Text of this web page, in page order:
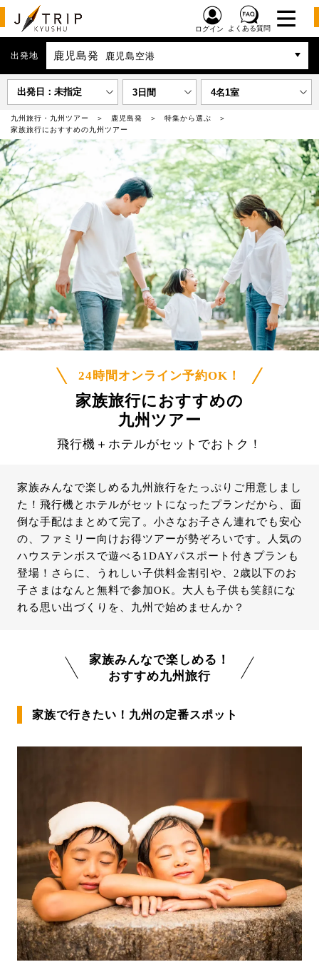
ログイン よくある質問
出発地 鹿児島発 鹿児島空港
出発日：未指定 3日間 4名1室
九州旅行・九州ツアー 鹿児島発
特集から選ぶ
家族旅行におすすめの九州ツアー
24時間オンライン予約OK！
家族旅行におすすめの
九州ツアー
飛行機＋ホテルがセットでおトク！
家族みんなで楽しめる九州旅行をたっぷりご用意しまし
た！飛行機とホテルがセットになったプランだから、面
倒な手配はまとめて完了。小さなお子さん連れでも安心
の、ファミリー向けお得ツアーが勢ぞろいです。人気の
ハウステンボスで遊べる1DAYパスポート付きプランも
登場！さらに、うれしい子供料金割引や、2歳以下のお
子さまはなんと無料で参加OK。大人も子供も笑顔にな
れる思い出づくりを、九州で始めませんか？
家族みんなで楽しめる！
おすすめ九州旅行
家族で行きたい！九州の定番スポット